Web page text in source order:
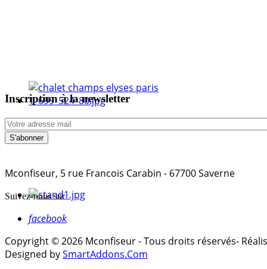
Inscription à la newsletter
Mconfiseur, 5 rue Francois Carabin - 67700 Saverne
Suivez-nous sur
facebook
Copyright © 2026 Mconfiseur - Tous droits réservés-
Designed bySmartAddons.Com